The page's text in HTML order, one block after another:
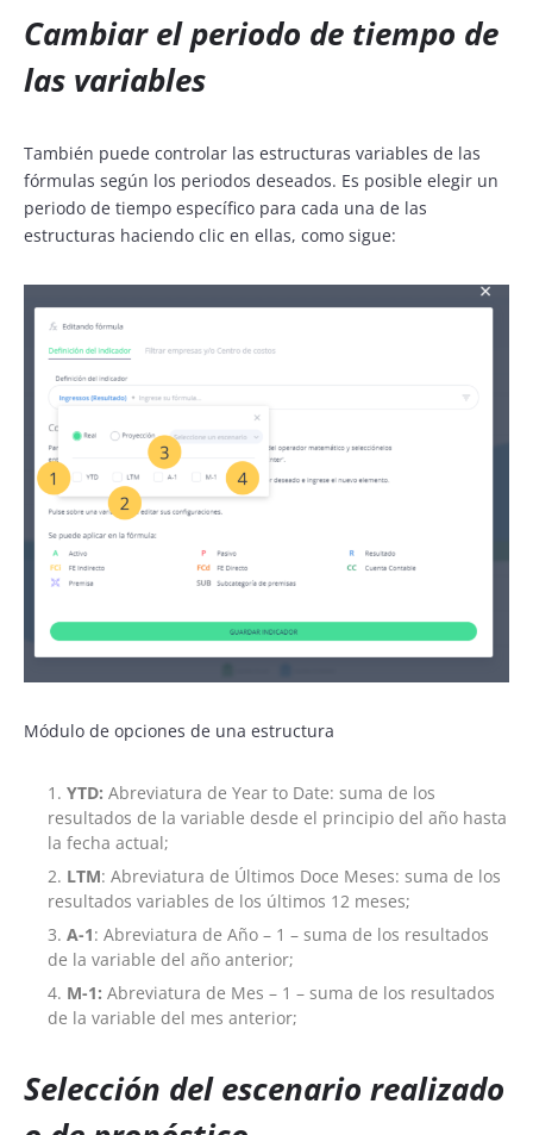
Cambiar el periodo de tiempo de
las variables
También puede controlar las estructuras variables de las
fórmulas según los periodos deseados. Es posible elegir un
periodo de tiempo específico para cada una de las
estructuras haciendo clic en ellas, como sigue:
Módulo de opciones de una estructura
YTD: Abreviatura de Year to Date: suma de los
resultados de la variable desde el principio del año hasta
la fecha actual;
LTM: Abreviatura de Últimos Doce Meses: suma de los
resultados variables de los últimos 12 meses;
A-1: Abreviatura de Año – 1 – suma de los resultados
de la variable del año anterior;
M-1: Abreviatura de Mes – 1 – suma de los resultados
de la variable del mes anterior;
Selección del escenario realizado